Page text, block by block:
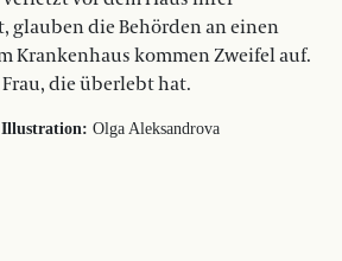
glauben die Behörden an einen
Krankenhaus kommen Zweifel auf.
die überlebt hat.
Illustration: Olga Aleksandrova